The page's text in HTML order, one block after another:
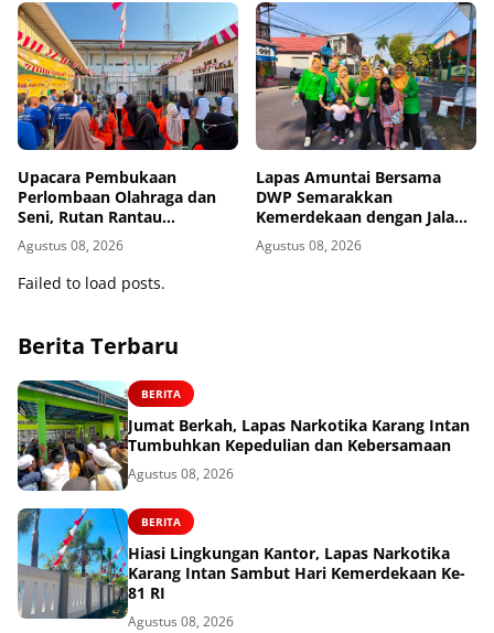
Upacara Pembukaan
Perlombaan Olahraga dan
Seni, Rutan Rantau
Semarakkan HUT ke-81
Kemerdekaan RI
Agustus 08, 2026
Lapas Amuntai Bersama
DWP Semarakkan
Kemerdekaan dengan Jalan
Santai dan Bakti Sosial
Agustus 08, 2026
Failed to load posts.
Berita Terbaru
BERITA
Jumat Berkah, Lapas Narkotika Karang Intan
Tumbuhkan Kepedulian dan Kebersamaan
Agustus 08, 2026
BERITA
Hiasi Lingkungan Kantor, Lapas Narkotika
Karang Intan Sambut Hari Kemerdekaan Ke-
81 RI
Agustus 08, 2026